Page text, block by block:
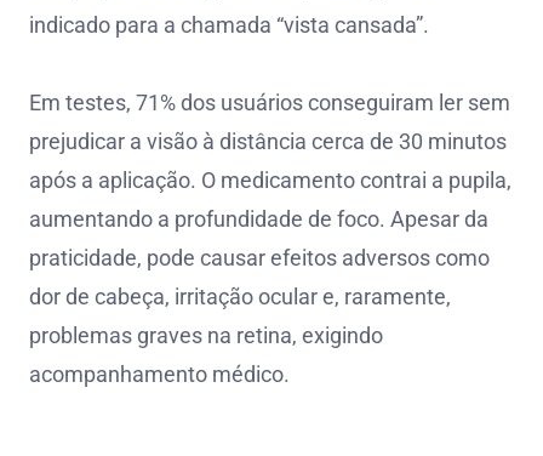
indicado para a chamada “vista cansada”.
Em testes, 71% dos usuários conseguiram ler sem
prejudicar a visão à distância cerca de 30 minutos
após a aplicação. O medicamento contrai a pupila,
aumentando a profundidade de foco. Apesar da
praticidade, pode causar efeitos adversos como
dor de cabeça, irritação ocular e, raramente,
problemas graves na retina, exigindo
acompanhamento médico.